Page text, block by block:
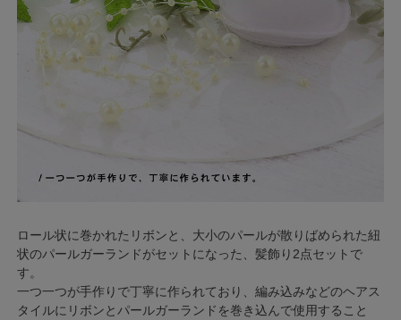
ロール状に巻かれたリボンと、大小のパールが散りばめられた紐
状のパールガーランドがセットになった、髪飾り2点セットで
す。
一つ一つが手作りで丁寧に作られており、編み込みなどのヘアス
タイルにリボンとパールガーランドを巻き込んで使用すること